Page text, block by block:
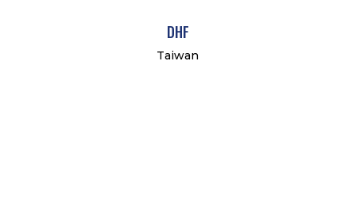
DHF
Taiwan